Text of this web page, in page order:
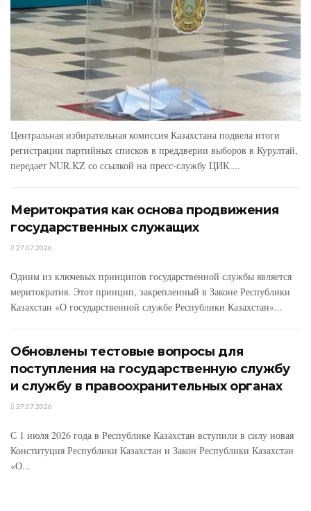
Центральная избирательная комиссия Казахстана подвела итоги
регистрации партийных списков в преддверии выборов в Курултай,
передает NUR.KZ со ссылкой на пресс-службу ЦИК....
Меритократия как основа продвижения
государственных служащих
27.07.2026
Одним из ключевых принципов государственной службы является
меритократия. Этот принцип, закрепленный в Законе Республики
Казахстан «О государственной службе Республики Казахстан»...
Обновлены тестовые вопросы для
поступления на государственную службу
и службу в правоохранительных органах
27.07.2026
С 1 июля 2026 года в Республике Казахстан вступили в силу новая
Конституция Республики Казахстан и Закон Республики Казахстан
«О...